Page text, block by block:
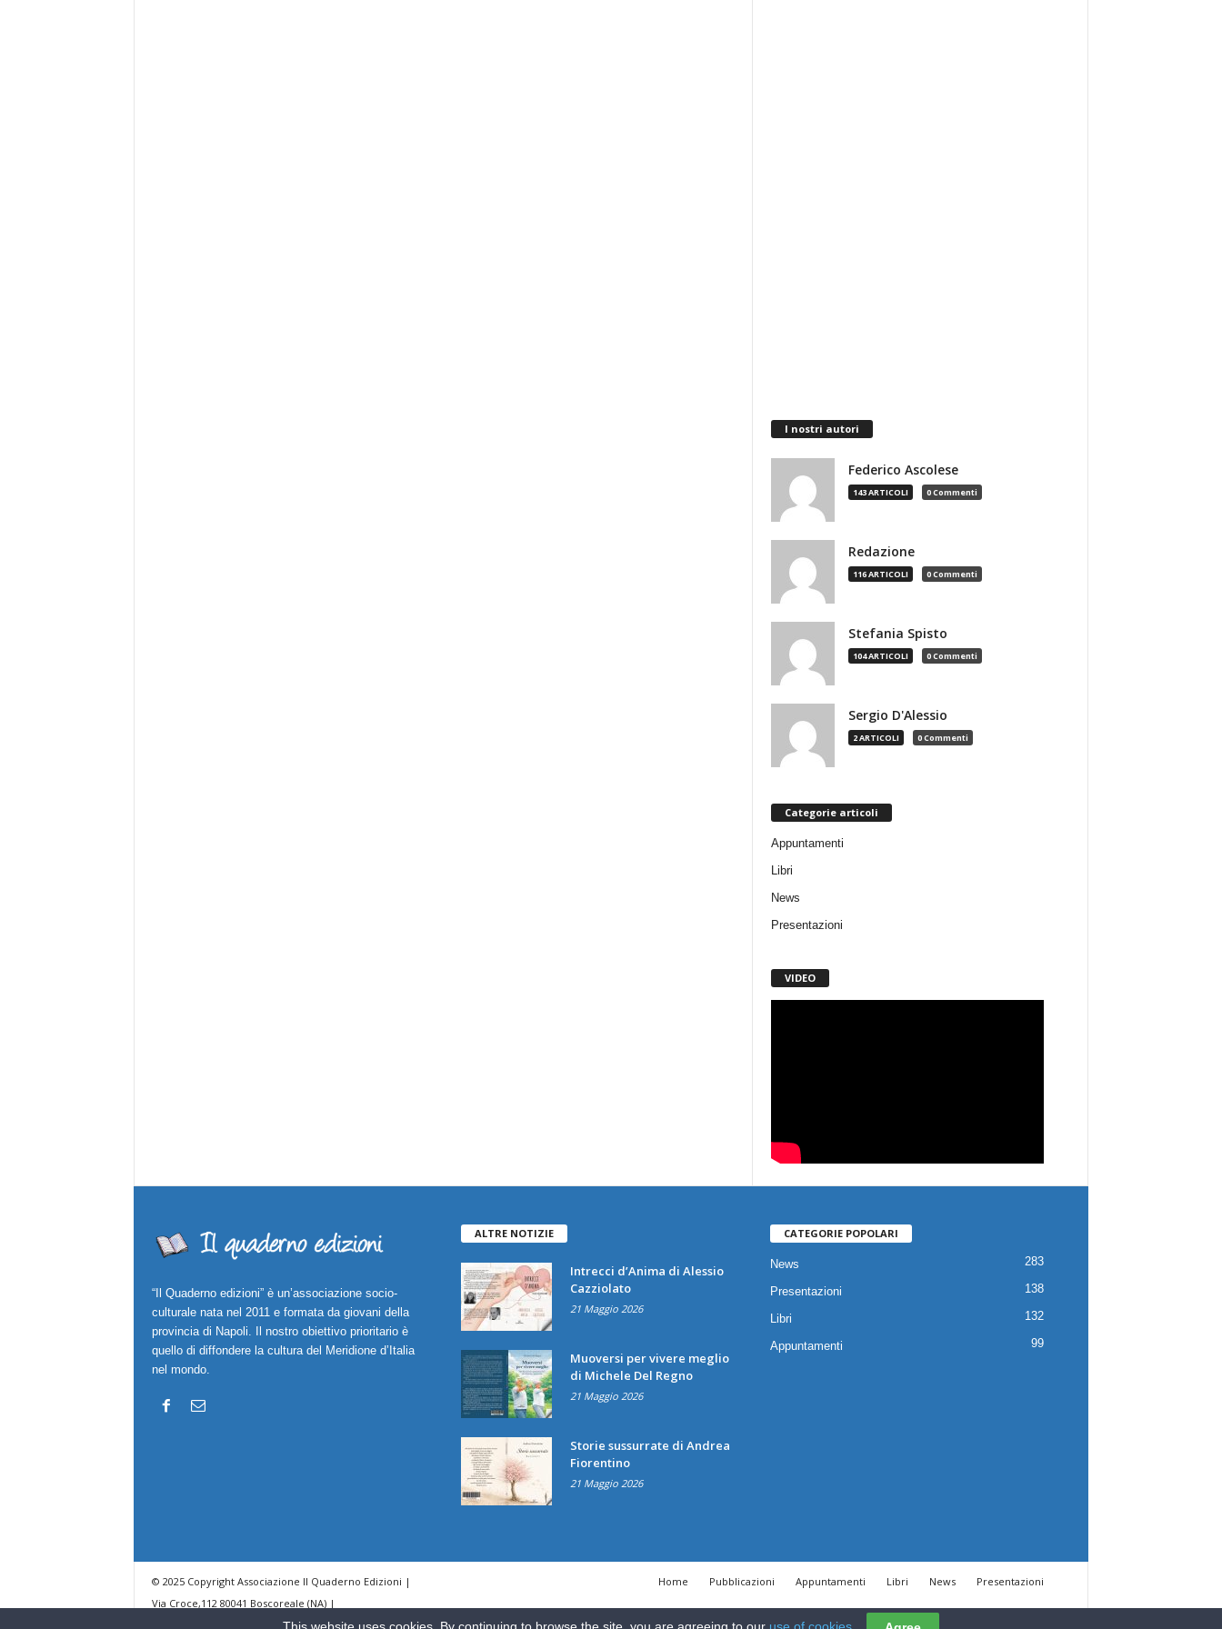
I nostri autori
Federico Ascolese
143 ARTICOLI 0 Commenti
Redazione
116 ARTICOLI 0 Commenti
Stefania Spisto
104 ARTICOLI 0 Commenti
Sergio D'Alessio
2 ARTICOLI 0 Commenti
Categorie articoli
Appuntamenti
Libri
News
Presentazioni
VIDEO
“Il Quaderno edizioni” è un’associazione socio-
culturale nata nel 2011 e formata da giovani della
provincia di Napoli. Il nostro obiettivo prioritario è
quello di diffondere la cultura del Meridione d’Italia
nel mondo.
ALTRE NOTIZIE
Intrecci d’Anima di Alessio
Cazziolato
21 Maggio 2026
Muoversi per vivere meglio
di Michele Del Regno
21 Maggio 2026
Storie sussurrate di Andrea
Fiorentino
21 Maggio 2026
CATEGORIE POPOLARI
News 283
Presentazioni 138
Libri 132
Appuntamenti 99
© 2025 Copyright Associazione Il Quaderno Edizioni |
Via Croce,112 80041 Boscoreale (NA) |
ilquadernoedizioni@libero.it
Home Pubblicazioni Appuntamenti Libri News Presentazioni
This website uses cookies. By continuing to browse the site, you are agreeing to our use of cookies